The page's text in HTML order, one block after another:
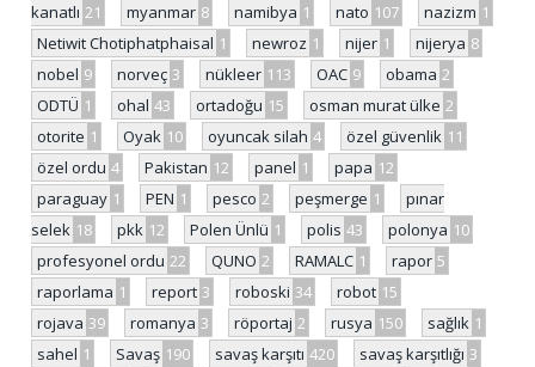
kanatlı 21 myanmar 8 namibya 1 nato 107 nazizm 1
Netiwit Chotiphatphaisal 1 newroz 1 nijer 1 nijerya 8
nobel 9 norveç 3 nükleer 113 OAC 9 obama 2
ODTÜ 1 ohal 43 ortadoğu 15 osman murat ülke 2
otorite 1 Oyak 10 oyuncak silah 4 özel güvenlik 11
özel ordu 4 Pakistan 12 panel 1 papa 12
paraguay 1 PEN 1 pesco 2 peşmerge 1
pınar
selek 18 pkk 12 Polen Ünlü 1 polis 43 polonya 10
profesyonel ordu 22 QUNO 2 RAMALC 1 rapor 5
raporlama 1 report 3 roboski 34 robot 15
rojava 39 romanya 3 röportaj 2 rusya 150 sağlık 1
sahel 1 Savaş 190 savaş karşıtı 420 savaş karşıtlığı 3